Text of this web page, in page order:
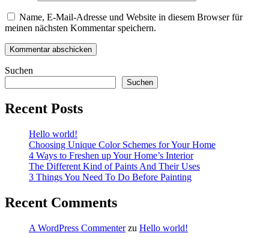
Name, E-Mail-Adresse und Website in diesem Browser für
meinen nächsten Kommentar speichern.
Suchen
Suchen
Recent Posts
Hello world!
Choosing Unique Color Schemes for Your Home
4 Ways to Freshen up Your Home’s Interior
The Different Kind of Paints And Their Uses
3 Things You Need To Do Before Painting
Recent Comments
A WordPress Commenterzu Hello world!